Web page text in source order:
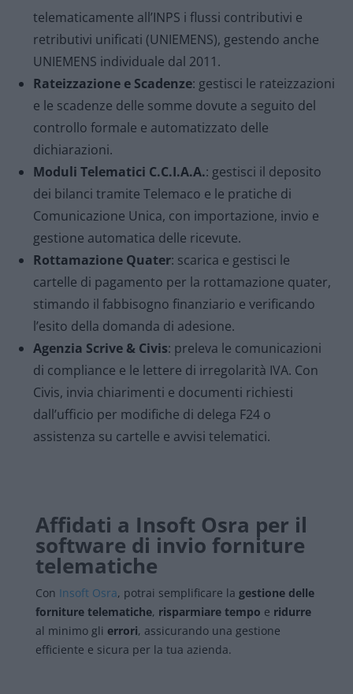
telematicamente all’INPS i flussi contributivi e
retributivi unificati (UNIEMENS), gestendo anche
UNIEMENS individuale dal 2011.
Rateizzazione e Scadenze: gestisci le rateizzazioni
e le scadenze delle somme dovute a seguito del
controllo formale e automatizzato delle
dichiarazioni.
Moduli Telematici C.C.I.A.A.: gestisci il deposito
dei bilanci tramite Telemaco e le pratiche di
Comunicazione Unica, con importazione, invio e
gestione automatica delle ricevute.
Rottamazione Quater: scarica e gestisci le
cartelle di pagamento per la rottamazione quater,
stimando il fabbisogno finanziario e verificando
l’esito della domanda di adesione.
Agenzia Scrive & Civis: preleva le comunicazioni
di compliance e le lettere di irregolarità IVA. Con
Civis, invia chiarimenti e documenti richiesti
dall’ufficio per modifiche di delega F24 o
assistenza su cartelle e avvisi telematici.
Affidati a Insoft Osra per il
software di invio forniture
telematiche
Con Insoft Osra, potrai semplificare la gestione delle
forniture telematiche, risparmiare tempo e ridurre
al minimo gli errori, assicurando una gestione
efficiente e sicura per la tua azienda.